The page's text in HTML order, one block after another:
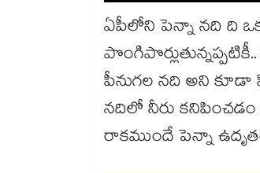
ఏపీలోని పెన్నా నది ది ఒక
పీనుగల నది అని కూడా
నదిలో నీరు
రాకముందే పెన్నా